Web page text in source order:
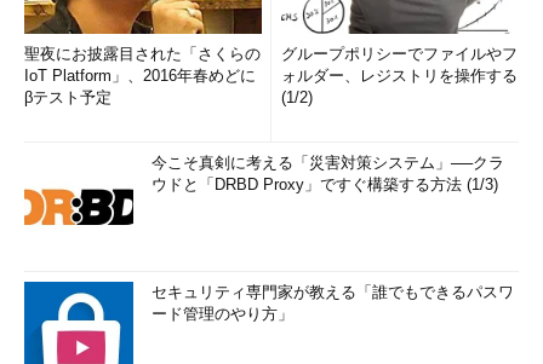
聖夜にお披露目された「さくらの
IoT Platform」、2016年春めどに
βテスト予定
グループポリシーでファイルやフ
ォルダー、レジストリを操作する
(1/2)
今こそ真剣に考える「災害対策システム」──クラ
ウドと「DRBD Proxy」ですぐ構築する方法 (1/3)
セキュリティ専門家が教える「誰でもできるパスワ
ード管理のやり方」